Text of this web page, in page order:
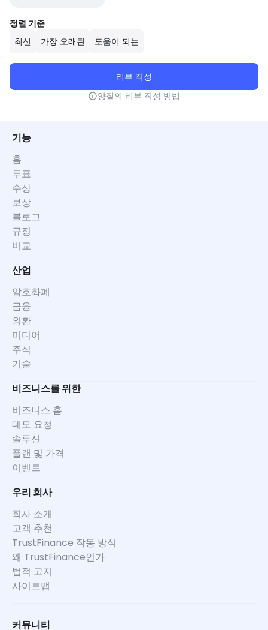
정렬 기준
최신
가장 오래된 도움이 되는
리뷰 작성
양질의 리뷰 작성 방법
기능
홈
투표
수상
보상
블로그
규정
비교
산업
암호화폐
금융
외환
미디어
주식
기술
비즈니스를 위한
비즈니스 홈
데모 요청
솔루션
플랜 및 가격
이벤트
우리 회사
회사 소개
고객 추천
TrustFinance 작동 방식
왜 TrustFinance인가
법적 고지
사이트맵
커뮤니티